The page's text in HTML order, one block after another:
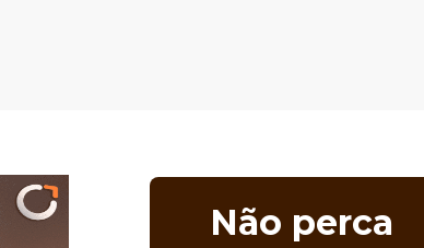
Não perca